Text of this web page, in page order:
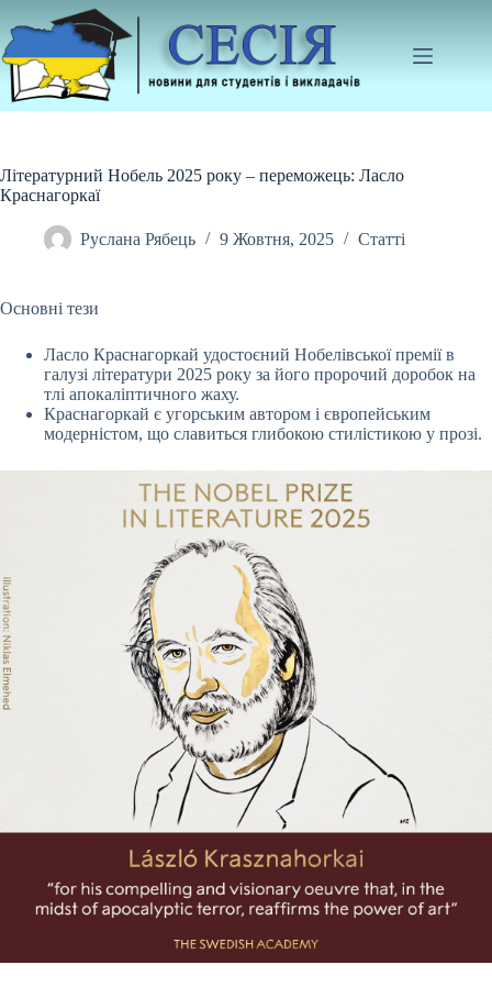
до
вмісту
Літературний Нобель 2025 року – переможець: Ласло
Краснагоркаї
Руслана Рябець 9 Жовтня, 2025 Статті
Основні тези
Ласло Краснагоркай удостоєний Нобелівської премії в
галузі літератури 2025 року за його пророчий доробок на
тлі апокаліптичного жаху.
Краснагоркай є угорським автором і європейським
модерністом, що славиться глибокою стилістикою у прозі.